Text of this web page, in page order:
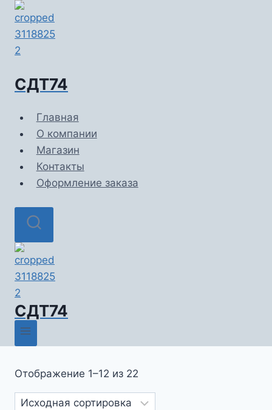
Перейти
содержимому
СДТ74
Главная
О компании
Магазин
Контакты
Оформление заказа
СДТ74
Отображение 1–12 из 22